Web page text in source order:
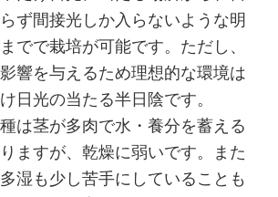
ず間接光しか入らないような明
でで栽培が可能です。ただし、
響を与えるため理想的な環境は
日光の当たる半日陰です。
種は茎が多肉で水・養分を蓄える
ますが、乾燥に弱いです。また
湿も少し苦手にしていることも